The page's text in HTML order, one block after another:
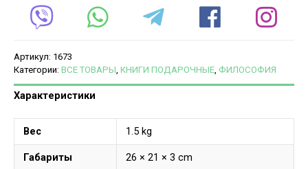
Артикул: 1673
Категории: ВСЕ ТОВАРЫ КНИГИ ПОДАРОЧНЫЕ ФИЛОСОФИЯ
Характеристики
Вес 1.5 kg
Габариты 26 × 21 × 3 cm